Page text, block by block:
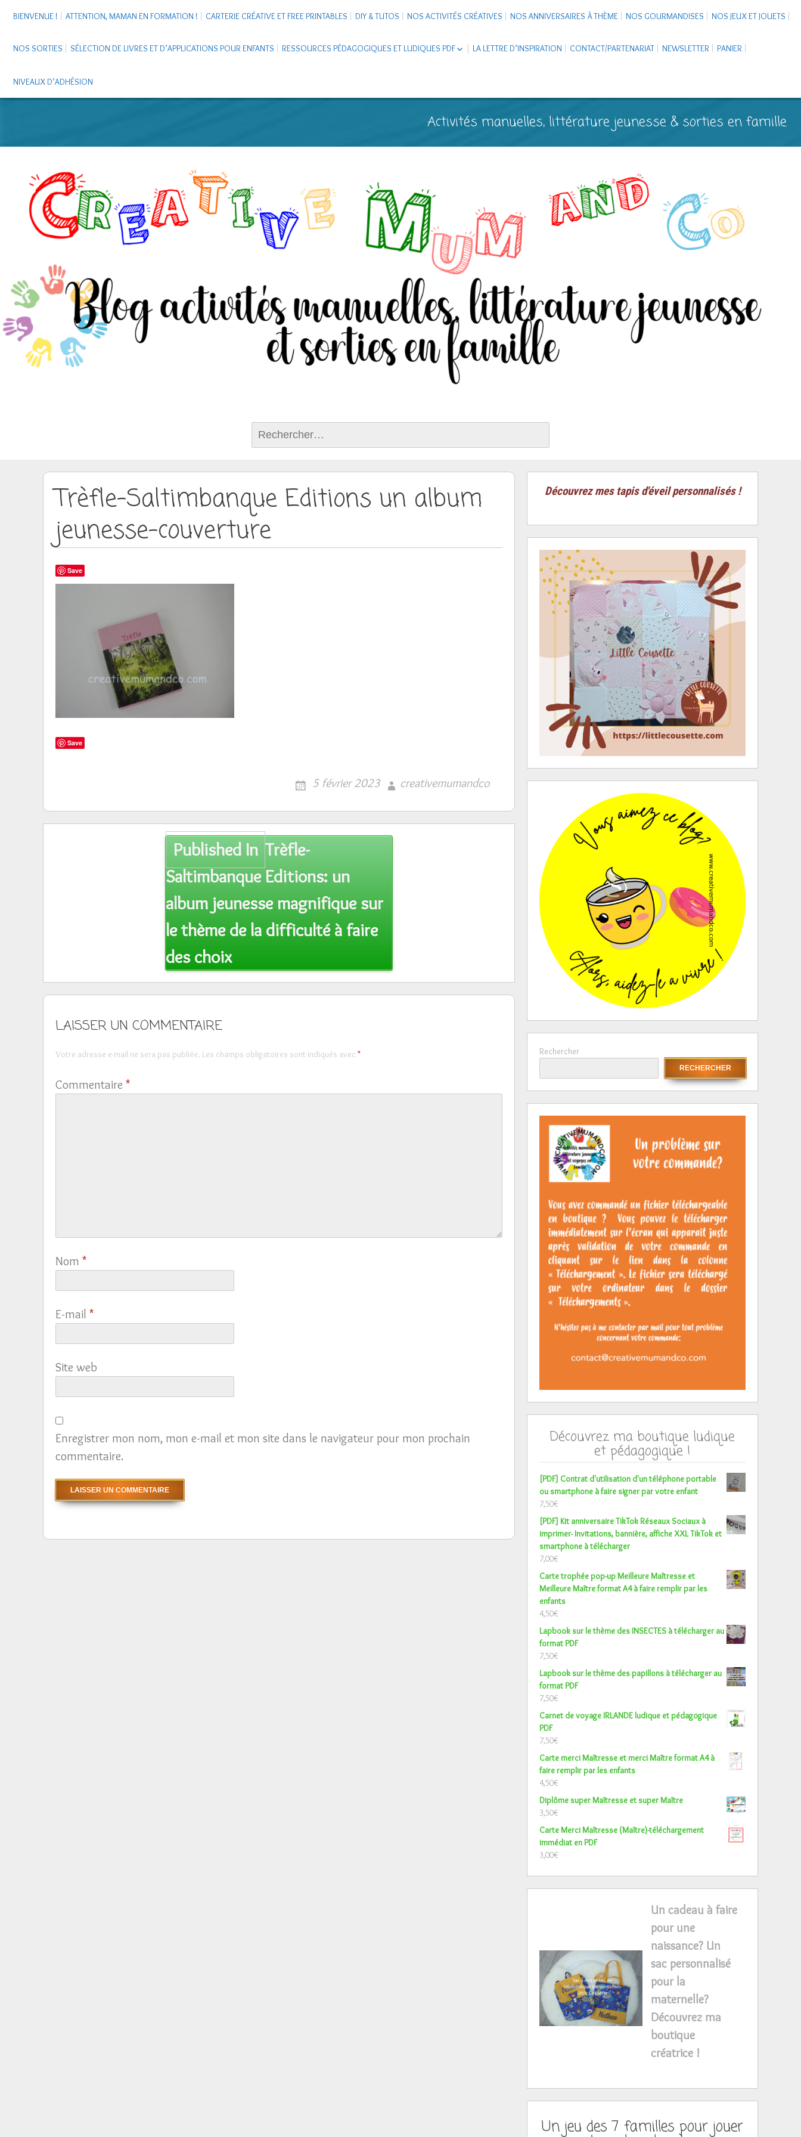
BIENVENUE ! ATTENTION, MAMAN EN FORMATION ! CARTERIE CRÉATIVE ET FREE PRINTABLES DIY & TUTOS NOS ACTIVITÉS CRÉATIVES NOS ANNIVERSAIRES À THÈME NOS GOURMANDISES NOS JEUX ET JOUETS
NOS SORTIES SÉLECTION DE LIVRES ET D’APPLICATIONS POUR ENFANTS RESSOURCES PÉDAGOGIQUES ET LUDIQUES PDF
CARNETS DE VOYAGE ENFANTS
LA LETTRE D’INSPIRATION CONTACT/PARTENARIAT NEWSLETTER PANIER
NIVEAUX D’ADHÉSION
Activités manuelles, littérature jeunesse & sorties en famille
Trèfle-Saltimbanque Editions un album
jeunesse-couverture
Save
Save
5 février 2023 creativemumandco
Published In Trèfle-
Saltimbanque Editions: un
album jeunesse magnifique sur
le thème de la difficulté à faire
des choix
LAISSER UN COMMENTAIRE
Votre adresse e-mail ne sera pas publiée. Les champs obligatoires sont indiqués avec *
Commentaire *
Nom *
E-mail *
Site web
Enregistrer mon nom, mon e-mail et mon site dans le navigateur pour mon prochain
commentaire.
Découvrez mes tapis d'éveil personnalisés !
Rechercher
RECHERCHER
Découvrez ma boutique ludique
et pédagogique !
[PDF] Contrat d'utilisation d'un téléphone portable
ou smartphone à faire signer par votre enfant
7,50€
[PDF] Kit anniversaire TikTok Réseaux Sociaux à
imprimer- Invitations, bannière, affiche XXL TikTok et
smartphone à télécharger
7,00€
Carte trophée pop-up Meilleure Maîtresse et
Meilleure Maître format A4 à faire remplir par les
enfants
4,50€
Lapbook sur le thème des INSECTES à télécharger au
format PDF
7,50€
Lapbook sur le thème des papillons à télécharger au
format PDF
7,50€
Carnet de voyage IRLANDE ludique et pédagogique
PDF
7,50€
Carte merci Maîtresse et merci Maître format A4 à
faire remplir par les enfants
4,50€
Diplôme super Maîtresse et super Maître
3,50€
Carte Merci Maîtresse (Maître)-téléchargement
immédiat en PDF
3,00€
Un cadeau à faire
pour une
naissance? Un
sac personnalisé
pour la
maternelle?
Découvrez ma
boutique
créatrice !
Un jeu des 7 familles pour jouer